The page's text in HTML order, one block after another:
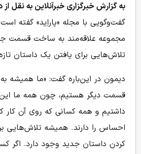
به گزارش خبرگزاری خبرآنلاین به نقل از
گفت‌وگویی با مجله «پاراِید» گفته
مجموعه علاقه‌مند به ساخت قسمت
تلاش‌هایی برای یافتن یک داستان
دیمون در این‌باره گفت: «ما همیشه
قسمت دیگر هستیم، چون همه ما
داشتیم و همه کسانی که روی آن کار
احساس را دارند. همیشه تلاش‌هایی
کردن داستان جدید وجود دارد. اگر